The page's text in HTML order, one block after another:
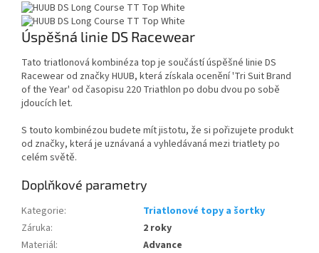
Úspěšná linie DS Racewear
Tato triatlonová kombinéza top je součástí úspěšné linie DS
Racewear od značky HUUB, která získala ocenění 'Tri Suit Brand
of the Year' od časopisu 220 Triathlon po dobu dvou po sobě
jdoucích let.
S touto kombinézou budete mít jistotu, že si pořizujete produkt
od značky, která je uznávaná a vyhledávaná mezi triatlety po
celém světě.
Doplňkové parametry
Kategorie:
Triatlonové topy a šortky
Záruka:
2 roky
Materiál:
Advance